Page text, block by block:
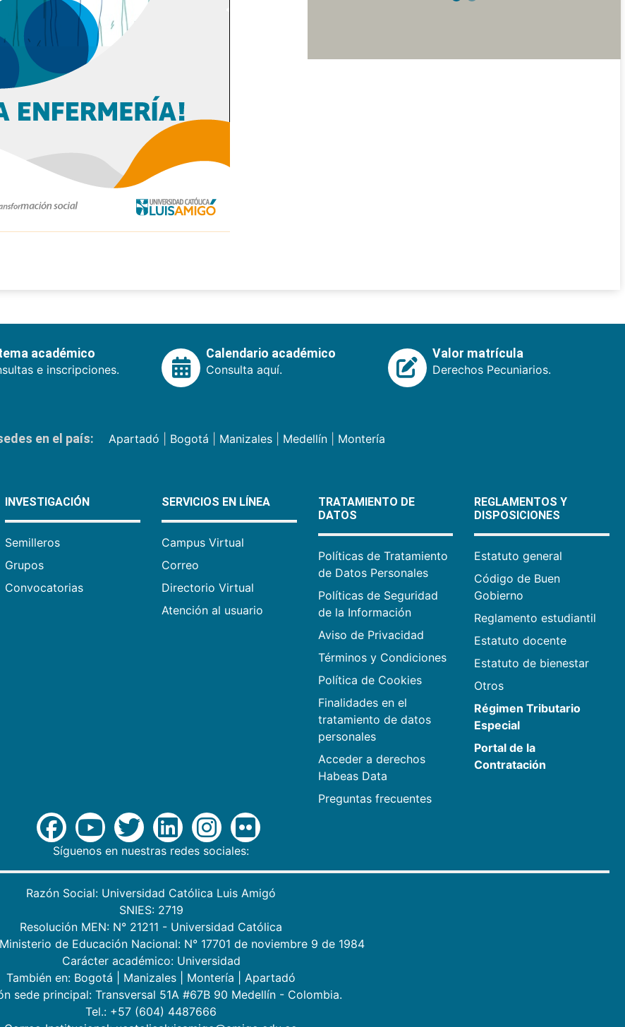
académico
e inscripciones.
Calendario académico
Consulta aquí.
Valor matrícula
Derechos Pecuniarios.
en el país: Apartadó Bogotá Manizales| Medellín| Montería
INVESTIGACIÓN
Semilleros
Grupos
Convocatorias
SERVICIOS EN LÍNEA
Campus Virtual
Correo
Directorio Virtual
Atención al usuario
TRATAMIENTO DE
DATOS
Políticas de Tratamiento
de Datos Personales
Políticas de Seguridad
de la Información
Aviso de Privacidad
Términos y Condiciones
Política de Cookies
Finalidades en el
tratamiento de datos
personales
Acceder a derechos
Habeas Data
Preguntas frecuentes
REGLAMENTOS Y
DISPOSICIONES
Estatuto general
Código de Buen
Gobierno
Reglamento estudiantil
Estatuto docente
Estatuto de bienestar
Otros
Régimen Tributario
Especial
Portal de la
Contratación
Síguenos en nuestras redes sociales:
Razón Social: Universidad Católica Luis Amigó
SNIES: 2719
Resolución MEN: N° 21211 - Universidad Católica
de Educación Nacional: N° 17701 de noviembre 9 de 1984
Carácter académico: Universidad
También en: Bogotá Manizales Montería
Apartadó
sede principal: Transversal 51A #67B 90 Medellín - Colombia.
Tel.: +57 (604) 4487666